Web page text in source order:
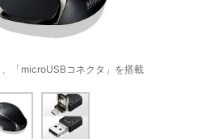
、「microUSBコネクタ」を搭載